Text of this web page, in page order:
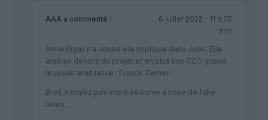
AAA a commenté :
6 juillet 2022 - 11 h 05
min
Anne Rigail n’a jamais ete implique dans Joon. Elle
etait en dehors du projet et en plus non CEO quand
le projet etait lance : Franck Terner.
Bref, n’etalez pas votre sexisme a base de fake
news…